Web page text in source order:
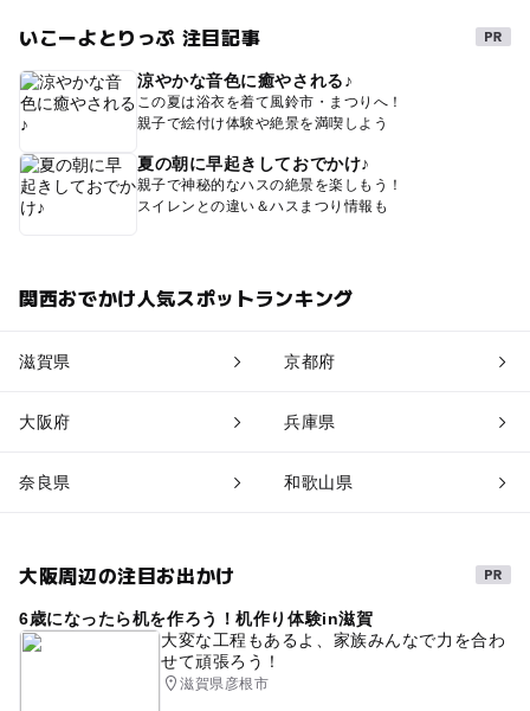
いこーよとりっぷ 注目記事
涼やかな音色に癒やされる♪
この夏は浴衣を着て風鈴市・まつりへ！
親子で絵付け体験や絶景を満喫しよう
夏の朝に早起きしておでかけ♪
親子で神秘的なハスの絶景を楽しもう！
スイレンとの違い＆ハスまつり情報も
関西おでかけ人気スポットランキング
滋賀県 京都府
大阪府 兵庫県
奈良県 和歌山県
大阪周辺の注目お出かけ
6歳になったら机を作ろう！机作り体験in滋賀
大変な工程もあるよ、家族みんなで力を合わ
せて頑張ろう！
滋賀県彦根市